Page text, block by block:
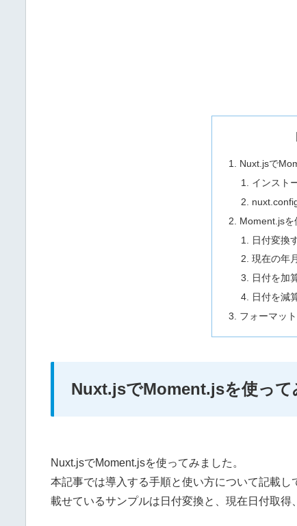
Nuxt.jsで
インスト
Moment.jsを
日付変換
現在の年
日付を加
日付を減
フォーマッ
Nuxt.jsでMoment.jsを使って
Nuxt.jsでMoment.jsを使ってみました。
本記事では導入する手順と使い方について記載し
載せているサンプルは日付変換と、現在日付取得